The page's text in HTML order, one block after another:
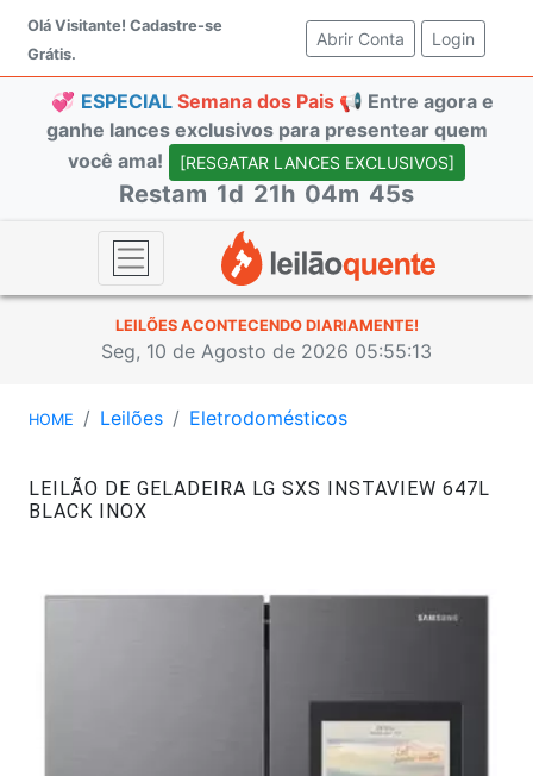
Olá Visitante! Cadastre-se
Grátis.
Abrir Conta (current)
Login
💞 ESPECIAL Semana dos Pais 📢 Entre agora e
ganhe lances exclusivos para presentear quem
você ama!
[RESGATAR LANCES EXCLUSIVOS]
Restam 1d 21h 04m 44s
LEILÕES ACONTECENDO DIARIAMENTE!
Seg, 10 de Agosto de 2026 05:55:14
HOME Leilões Eletrodomésticos
LEILÃO DE GELADEIRA LG SXS INSTAVIEW 647L
BLACK INOX